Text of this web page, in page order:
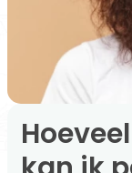
Hoeveel pure chocolade